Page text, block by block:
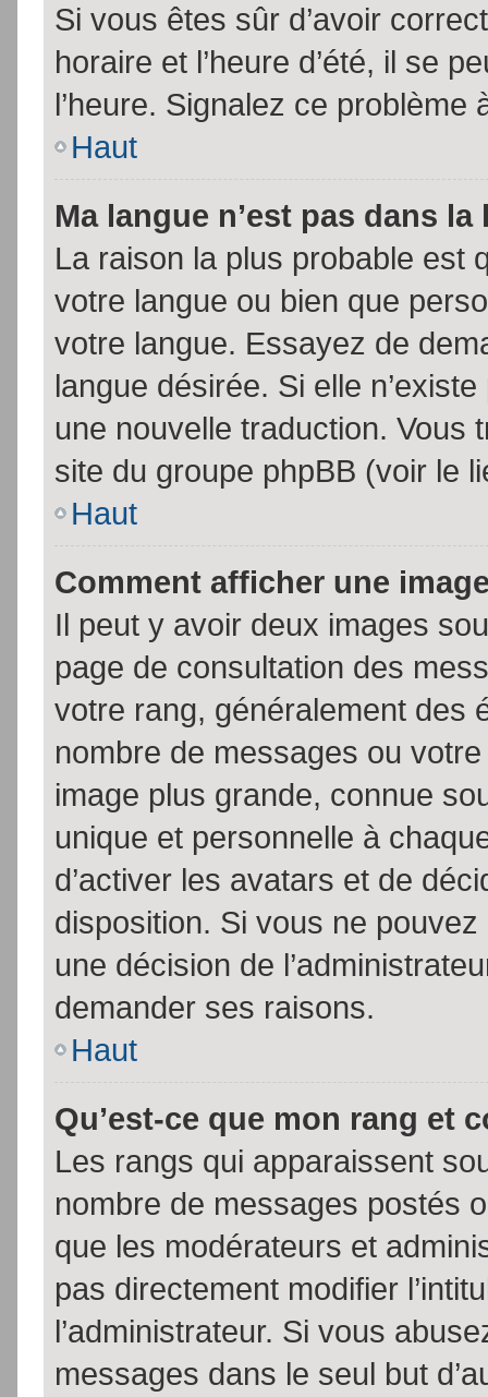
Si vous êtes sûr d’avoir
horaire et l’heure d’été, il se
l’heure. Signalez ce problème
Haut
Ma langue n’est pas dans la
La raison la plus probable est
votre langue ou bien que
votre langue. Essayez de
langue désirée. Si elle
une nouvelle traduction. Vous
site du groupe phpBB (voir le
Haut
Comment afficher une
Il peut y avoir deux images
page de consultation des
votre rang, généralement des
nombre de messages ou
image plus grande, connue
unique et personnelle à
d’activer les avatars et de
disposition. Si vous ne pouvez
une décision de
demander ses raisons.
Haut
Qu’est-ce que mon rang et
Les rangs qui apparaissent
nombre de messages postés
que les modérateurs et
pas directement modifier
l’administrateur. Si vous
messages dans le seul but